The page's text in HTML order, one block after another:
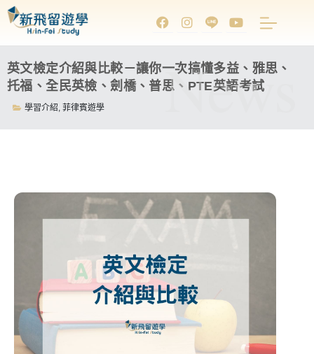
英文檢定介紹與比較－讓你一次搞懂多益、雅思、
托福、全民英檢、劍橋、普思、PTE英語考試
學習介紹, 菲律賓遊學 News